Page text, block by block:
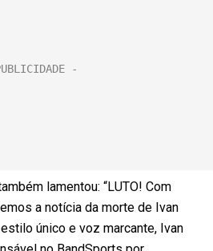
lamentou: “LUTO! Com
a notícia da morte de Ivan
único e voz marcante, Ivan